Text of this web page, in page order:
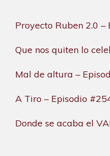
Proyecto Ruben 2.0 –
Que nos quiten lo
Mal de altura –
A Tiro – Episodio
Donde se acaba el